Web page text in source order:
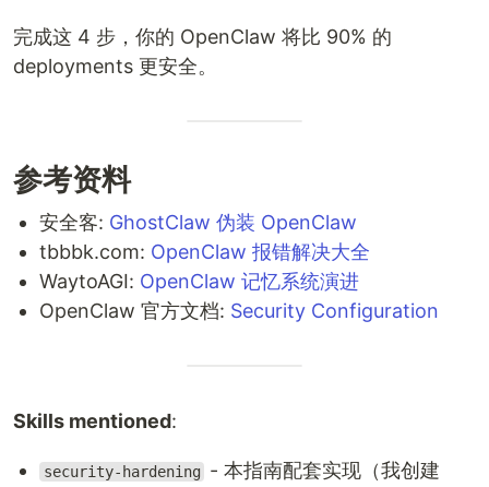
完成这 4 步，你的 OpenClaw 将比 90% 的
deployments 更安全。
参考资料
安全客: GhostClaw 伪装 OpenClaw
tbbbk.com: OpenClaw 报错解决大全
WaytoAGI: OpenClaw 记忆系统演进
OpenClaw 官方文档: Security Configuration
Skills mentioned:
security-hardening
- 本指南配套实现（我创建